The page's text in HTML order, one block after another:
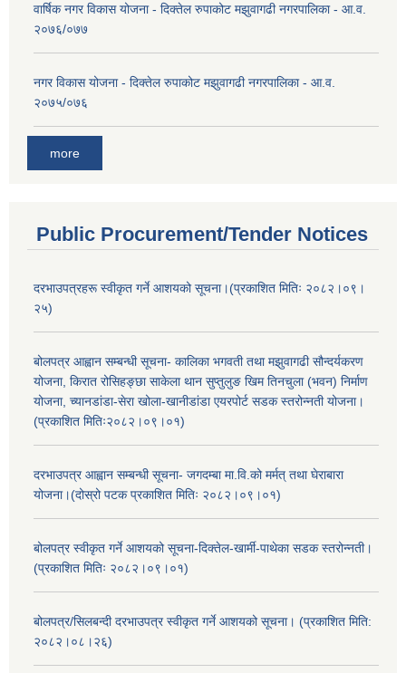
वार्षिक नगर विकास योजना - दिक्तेल रुपाकोट मझुवागढी नगरपालिका - आ.व.
२०७६/०७७
नगर विकास योजना - दिक्तेल रुपाकोट मझुवागढी नगरपालिका - आ.व.
२०७५/०७६
more
Public Procurement/Tender Notices
दरभाउपत्रहरू स्वीकृत गर्ने आशयको सूचना।(प्रकाशित मितिः २०८२।०९।
२५)
बोलपत्र आह्वान सम्बन्धी सूचना- कालिका भगवती तथा मझुवागढी सौन्दर्यकरण
योजना, किरात रोसिहङ्छा साकेला थान सुप्तुलुङ खिम तिनचुला (भवन) निर्माण
योजना, च्यानडांडा-सेरा खोला-खानीडांडा एयरपोर्ट सडक स्तरोन्नती योजना।
(प्रकाशित मितिः२०८२।०९।०१)
दरभाउपत्र आह्वान सम्बन्धी सूचना- जगदम्बा मा.वि.को मर्मत् तथा घेराबारा
योजना।(दोस्रो पटक प्रकाशित मितिः २०८२।०९।०१)
बोलपत्र स्वीकृत गर्ने आशयको सूचना-दिक्तेल-खार्मी-पाथेका सडक स्तरोन्नती।
(प्रकाशित मितिः २०८२।०९।०१)
बोलपत्र/सिलबन्दी दरभाउपत्र स्वीकृत गर्ने आशयको सूचना। (प्रकाशित मिति:
२०८२।०८।२६)